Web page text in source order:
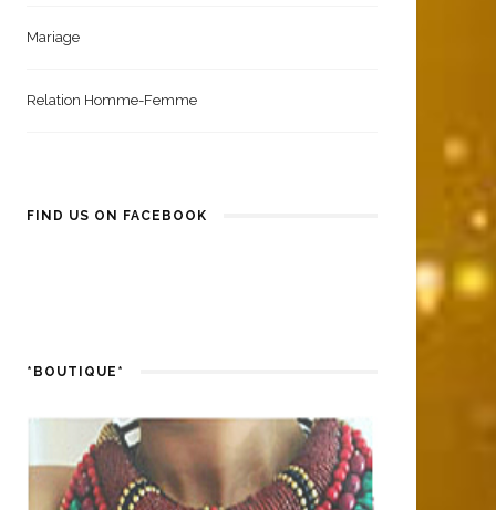
Mariage
Relation Homme-Femme
FIND US ON FACEBOOK
*BOUTIQUE*